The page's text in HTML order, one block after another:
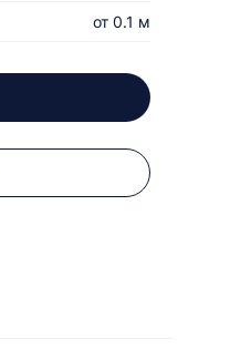
от 0.1 м